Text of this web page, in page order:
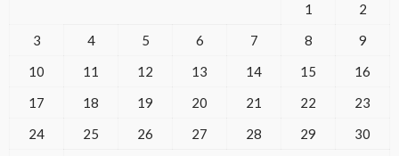
1
2
3
4 5 6 7 8
9
10
11 12 13 14 15
16
17
18 19 20 21 22
23
24
25 26 27 28 29
30